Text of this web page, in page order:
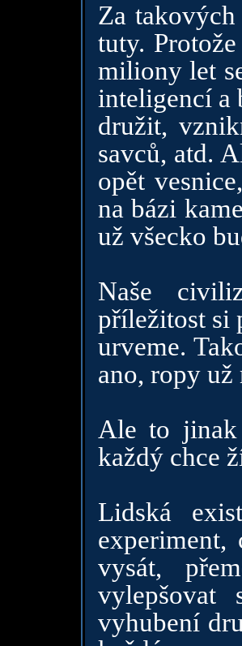
Za
tuty.
miliony let
inteligencí a
družit,
savců, atd.
opět
na bázi
už všecko
Naše
příležitost si
urveme.
ano, ropy už
Ale to jinak
každý chce
Lidská
experiment,
vysát,
vyhubení